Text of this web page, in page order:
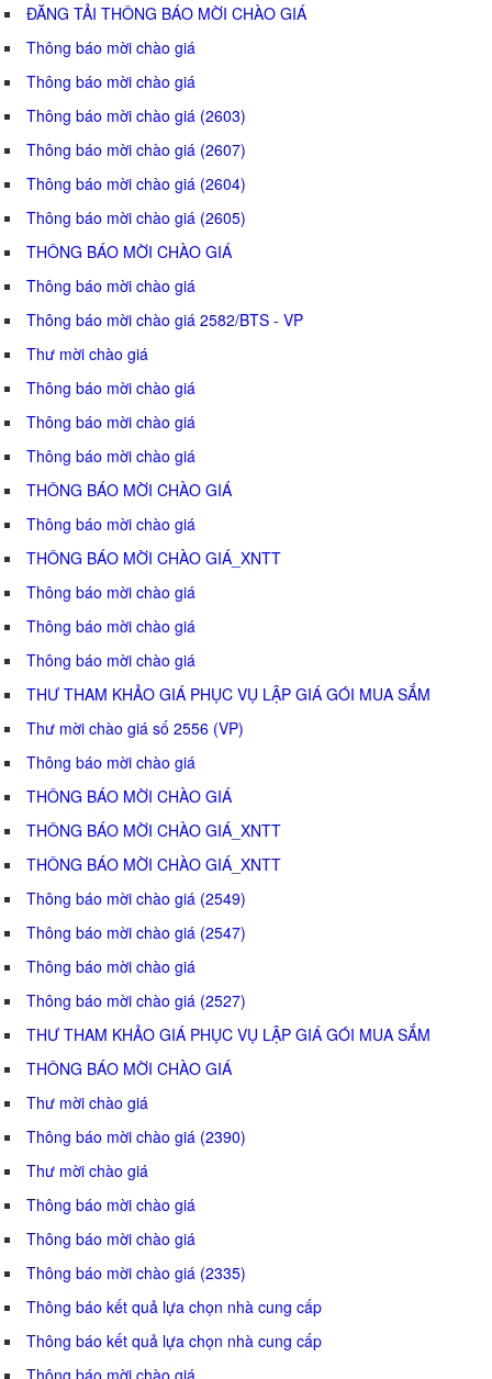
ĐĂNG TẢI THÔNG BÁO MỜI CHÀO GIÁ
Thông báo mời chào giá
Thông báo mời chào giá
Thông báo mời chào giá (2603)
Thông báo mời chào giá (2607)
Thông báo mời chào giá (2604)
Thông báo mời chào giá (2605)
THÔNG BÁO MỜI CHÀO GIÁ
Thông báo mời chào giá
Thông báo mời chào giá 2582/BTS - VP
Thư mời chào giá
Thông báo mời chào giá
Thông báo mời chào giá
Thông báo mời chào giá
THÔNG BÁO MỜI CHÀO GIÁ
Thông báo mời chào giá
THÔNG BÁO MỜI CHÀO GIÁ_XNTT
Thông báo mời chào giá
Thông báo mời chào giá
Thông báo mời chào giá
THƯ THAM KHẢO GIÁ PHỤC VỤ LẬP GIÁ GÓI MUA SẮM
Thư mời chào giá số 2556 (VP)
Thông báo mời chào giá
THÔNG BÁO MỜI CHÀO GIÁ
THÔNG BÁO MỜI CHÀO GIÁ_XNTT
THÔNG BÁO MỜI CHÀO GIÁ_XNTT
Thông báo mời chào giá (2549)
Thông báo mời chào giá (2547)
Thông báo mời chào giá
Thông báo mời chào giá (2527)
THƯ THAM KHẢO GIÁ PHỤC VỤ LẬP GIÁ GÓI MUA SẮM
THÔNG BÁO MỜI CHÀO GIÁ
Thư mời chào giá
Thông báo mời chào giá (2390)
Thư mời chào giá
Thông báo mời chào giá
Thông báo mời chào giá
Thông báo mời chào giá (2335)
Thông báo kết quả lựa chọn nhà cung cấp
Thông báo kết quả lựa chọn nhà cung cấp
Thông báo mời chào giá